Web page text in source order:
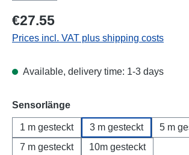
Regular price:
€27.55
Prices incl. VAT plus shipping costs
Available, delivery time: 1-3 days
Select
Sensorlänge
1 m gesteckt 3 m gesteckt
5 m
7 m gesteckt
10m gesteckt